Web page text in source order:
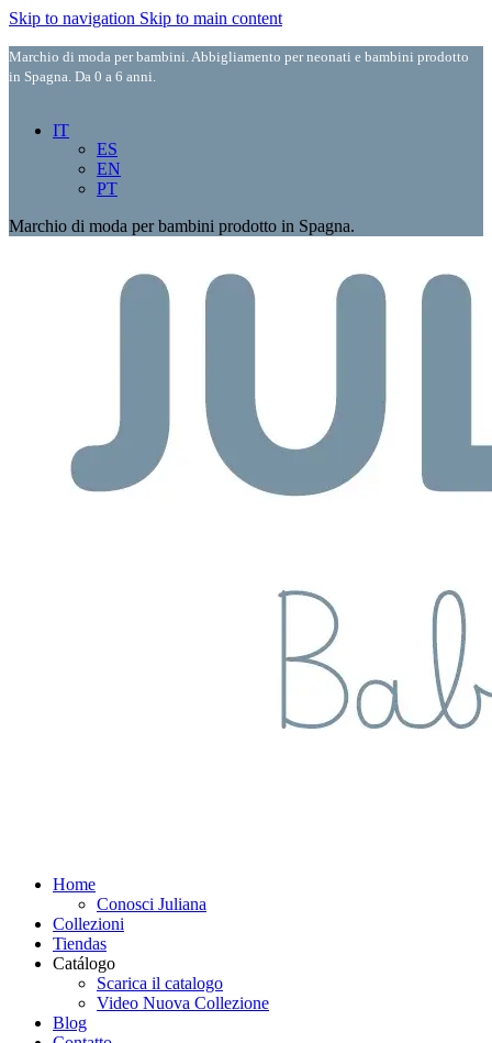
Skip to navigation Skip to main content
Marchio di moda per bambini. Abbigliamento per neonati e bambini prodotto
in Spagna. Da 0 a 6 anni.
IT
ES
EN
PT
Marchio di moda per bambini prodotto in Spagna.
Home
Conosci Juliana
Collezioni
Tiendas
Catálogo
Scarica il catalogo
Video Nuova Collezione
Blog